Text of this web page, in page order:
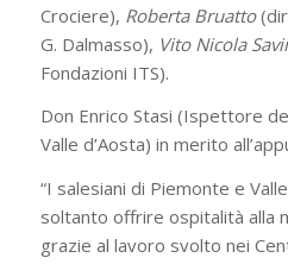
Crociere), Roberta Bruatto
G. Dalmasso), Vito Nicola
Fondazioni ITS).
Don Enrico Stasi (Ispettore
Valle d’Aosta) in merito
“I salesiani di Piemonte e
soltanto offrire ospitalità alla
grazie al lavoro svolto nei